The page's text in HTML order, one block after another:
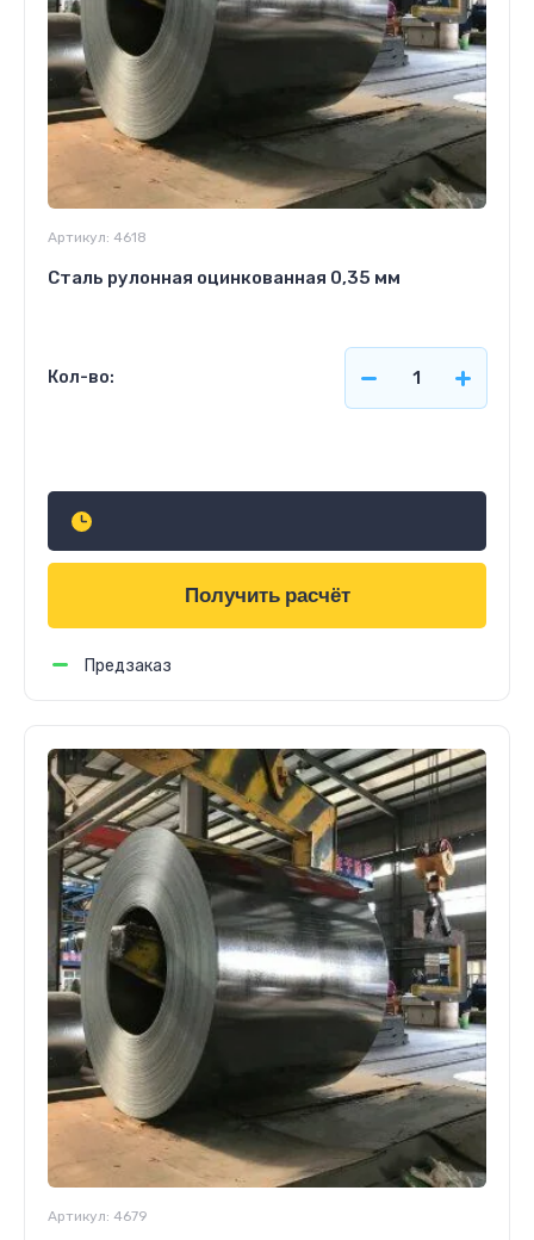
Артикул: 4618
Сталь рулонная оцинкованная 0,35 мм
Кол-во:
Получить расчёт
Предзаказ
Артикул: 4679